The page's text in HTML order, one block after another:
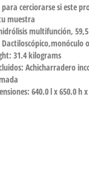
para cerciorarse si este
muestra
multifunción, 59,5
Dactiloscópico,monóculo
31.4 kilograms
Achicharradero
640.0 l x 650.0 h